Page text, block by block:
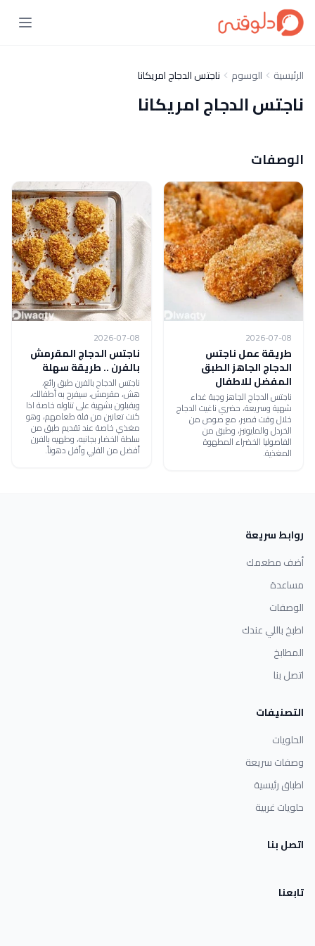
الرئيسية الوسوم ناجتس الدجاج امريكانا
ناجتس الدجاج امريكانا
الوصفات
2026-07-08
طريقة عمل ناجتس
الدجاج الجاهز الطبق
المفضل للاطفال
ناجتس الدجاج الجاهز وجبة غداء
شهية وسريعة، حضري ناغيت الدجاج
خلال وقت قصير، مع صوص من
الخردل والمايونيز، وطبق من
الفاصوليا الخضراء المطهوة
المغذية.
2026-07-08
ناجتس الدجاج المقرمش
بالفرن .. طريقة سهلة
ناجتس الدجاج بالفرن طبق رائع،
هش، مقرمش، سيفرح به أطفالك،
ويقبلون بشهية على تناوله خاصة اذا
كنت تعانين من قلة طعامهم، وهو
مغذي خاصة عند تقديم طبق من
سلطة الخضار بجانبه، وطهيه بالفرن
أفضل من القلي وأقل دهوناً.
روابط سريعة
أضف مطعمك
مساعدة
الوصفات
اطبخ باللي عندك
المطابخ
اتصل بنا
التصنيفات
الحلويات
وصفات سريعة
اطباق رئيسية
حلويات غربية
اتصل بنا
تابعنا